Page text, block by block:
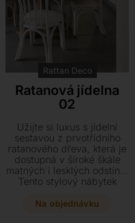
Rattan Deco
Ratanová jídelna
02
Užijte si luxus s jídelní
sestavou z prvotřídního
ratanového dřeva, která je
dostupná v široké škále
matných i lesklých odstínů.
Tento stylový nábytek
látky, které podtrhnou
Na objednávku